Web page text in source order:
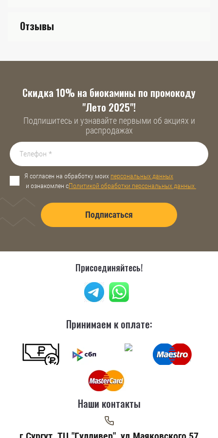
Отзывы
Скидка 10% на биокамины по промокоду
"Лето 2025"!
Подпишитесь и узнавайте первыми об акциях и
распродажах
Я согласен на обработку моих персональных данных
и ознакомлен сПолитикой обработки персональных данных
Подписаться
Присоединяйтесь!
Принимаем к оплате:
Наши контакты